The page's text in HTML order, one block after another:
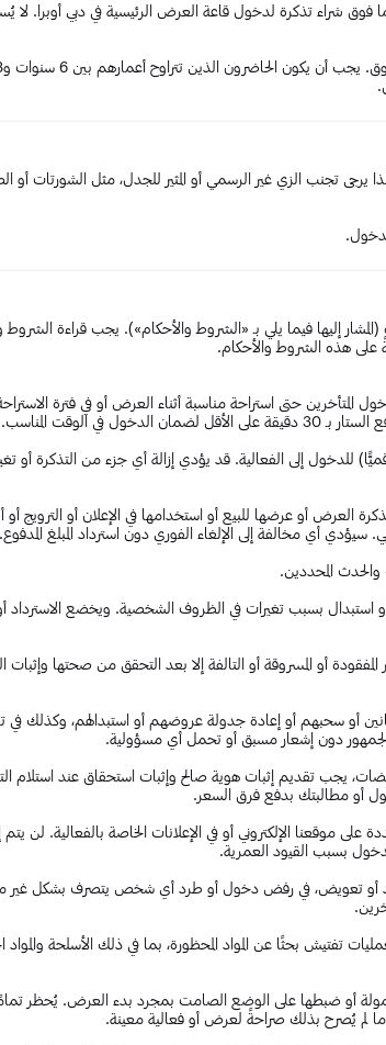
الذين تبلغ أعمارهم 6 سنوات فما فوق شراء تذكرة لدخول قاعة العرض الرئيسية في دبي أوبرا.
لذا يرجى تجنب الزي غير الرسمي أو المثير للجدل، مثل الشورتات أو
إليها فيما يلي بـ «الشروط والأحكام»). يجب قراءة الشروط
على هذه الشروط والأحكام.
المتأخرين حتى استراحة مناسبة أثناء العرض أو في فترة
الوقت المناسب.
للدخول إلى الفعالية. قد يؤدي إزالة أي جزء من التذكرة أو
العرض أو عرضها للبيع أو استخدامها في الإعلان أو الترويج
أي مخالفة إلى الإلغاء الفوري دون استرداد المبلغ المدفوع.
المحددين.
أو استبدال بسبب تغيرات في الظروف الشخصية. ويخضع الاسترداد
المفقودة أو المسروقة أو التالفة إلا بعد التحقق من صحتها وإثبات
أو سحبهم أو إعادة جدولة عروضهم أو استبدالهم، وكذلك في
الجمهور دون إشعار مسبق أو تحمل أي مسؤولية.
يجب تقديم إثبات هوية صالح وإثبات استحقاق عند استلام
أو مطالبتك بدفع فرق السعر.
على موقعنا الإلكتروني أو في الإعلانات الخاصة بالفعالية. لن
بسبب القيود العمرية.
أو تعويض، في رفض دخول أو طرد أي شخص يتصرف بشكل غير
تفتيش بحثًا عن المواد المحظورة، بما في ذلك الأسلحة والمواد
أو ضبطها على الوضع الصامت بمجرد بدء العرض. يُحظر
لم يُصرح بذلك صراحةً لعرض أو فعالية معينة.